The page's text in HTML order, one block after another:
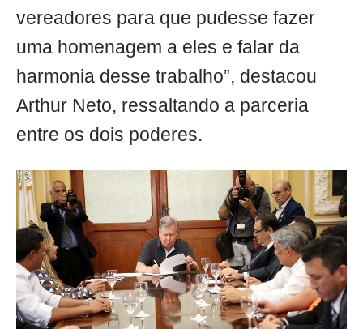
vereadores para que pudesse fazer
uma homenagem a eles e falar da
harmonia desse trabalho”, destacou
Arthur Neto, ressaltando a parceria
entre os dois poderes.